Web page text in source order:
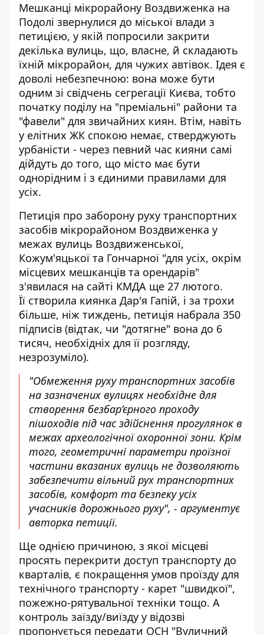
Мешканці мікрорайону Воздвиженка на
Подолі звернулися до міської влади з
петицією, у якій попросили закрити
декілька вулиць, що, власне, й складають
їхній мікрорайон, для чужих автівок. Ідея є
доволі небезпечною: вона може бути
одним зі свідчень сегрегації Києва, тобто
початку поділу на "преміальні" райони та
"фавели" для звичайних киян. Втім, навіть
у елітних ЖК спокою немає, стверджують
урбаністи - через певний час кияни самі
дійдуть до того, що місто має бути
однорідним і з єдиними правилами для
усіх.
Петиція про заборону руху транспортних
засобів мікрорайоном Воздвиженка у
межах вулиць Воздвиженської,
Кожум'яцької та Гончарної "для усіх, окрім
місцевих мешканців та орендарів"
з'явилася на сайті КМДА ще 27 лютого.
Її створила киянка Дар'я Гапій, і за трохи
більше, ніж тиждень, петиція набрала 350
підписів (відтак, чи "дотягне" вона до 6
тисяч, необхідніх для її розгляду,
незрозуміло).
"Обмеження руху транспортних засобів
на зазначених вулицях необхідне для
створення безбар’єрного проходу
пішоходів під час здійснення прогулянок в
межах археологічної охоронної зони. Крім
того, геометричні параметри проїзної
частини вказаних вулиць не дозволяють
забезпечити вільний рух транспортних
засобів, комфорт та безпеку усіх
учасників дорожнього руху", - аргументує
авторка петиції.
Ще однією причиною, з якої місцеві
просять перекрити доступ транспорту до
кварталів, є покращення умов проїзду для
технічного транспорту - карет "швидкої",
пожежно-рятувальної техніки тощо. А
контроль заїзду/виїзду у відозві
пропонується передати ОСН "Вуличний